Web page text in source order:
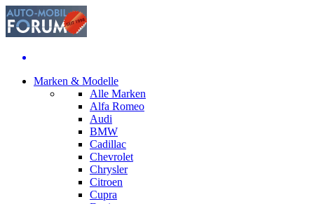
Marken & Modelle
Alle Marken
Alfa Romeo
Audi
BMW
Cadillac
Chevrolet
Chrysler
Citroen
Cupra